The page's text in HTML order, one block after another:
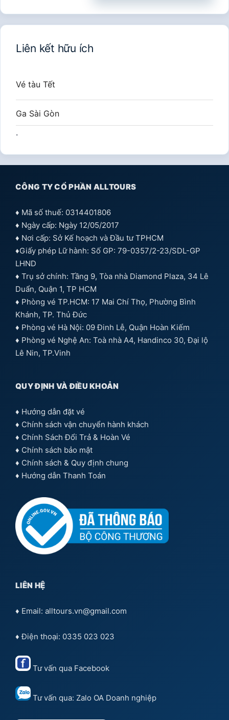
Liên kết hữu ích
Vé tàu Tết
Ga Sài Gòn
.
CÔNG TY CỔ PHẦN ALLTOURS
♦ Mã số thuế: 0314401806
♦ Ngày cấp: Ngày 12/05/2017
♦ Nơi cấp: Sở Kế hoạch và Đầu tư TPHCM
♦Giấy phép Lữ hành: Số GP: 79-0357/2-23/SDL-GP
LHND
♦ Trụ sở chính: Tầng 9, Tòa nhà Diamond Plaza, 34 Lê
Duẩn, Quận 1, TP HCM
♦ Phòng vé TP.HCM: 17 Mai Chí Thọ, Phường Bình
Khánh, TP. Thủ Đức
♦ Phòng vé Hà Nội: 09 Đinh Lễ, Quận Hoàn Kiếm
♦ Phòng vé Nghệ An: Toà nhà A4, Handinco 30, Đại lộ
Lê Nin, TP.Vinh
QUY ĐỊNH VÀ ĐIỀU KHOẢN
♦ Hướng dẫn đặt vé
♦ Chính sách vận chuyển hành khách
♦ Chính Sách Đổi Trả & Hoàn Vé
♦ Chính sách bảo mật
♦ Chính sách & Quy định chung
♦ Hướng dẫn Thanh Toán
LIÊN HỆ
♦ Email: alltours.vn@gmail.com
♦ Điện thoại: 0335 023 023
Tư vấn qua Facebook
Tư vấn qua: Zalo OA Doanh nghiệp